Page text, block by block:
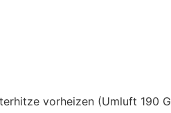
vorheizen (Umluft 190